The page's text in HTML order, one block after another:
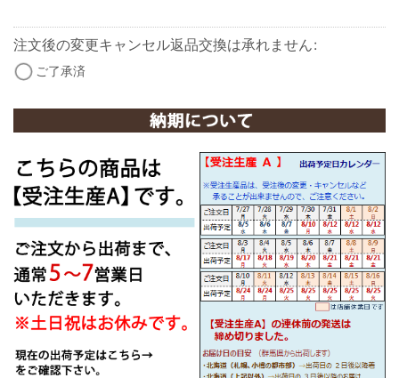
注文後の変更キャンセル返品交換は承れません:
ご了承済